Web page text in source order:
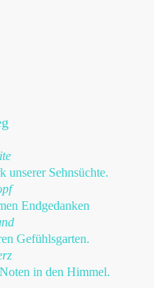
unserer Sehnsüchte.
Endgedanken
Gefühlsgarten.
in den Himmel.